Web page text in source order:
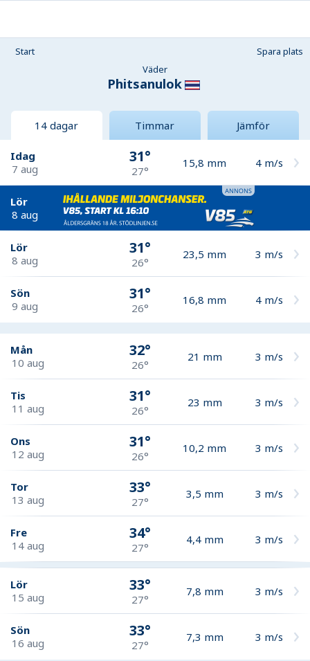
Start
Spara plats
Väder
Phitsanulok
14 dagar Timmar Jämför
Idag
7 aug
31°
27°
15,8 mm 4 m/s
Lör
8 aug
Lör
8 aug
31°
26°
23,5 mm 3 m/s
Sön
9 aug
31°
26°
16,8 mm 4 m/s
Mån
10 aug
32°
26°
21 mm 3 m/s
Tis
11 aug
31°
26°
23 mm 3 m/s
Ons
12 aug
31°
26°
10,2 mm 3 m/s
Tor
13 aug
33°
27°
3,5 mm 3 m/s
Fre
14 aug
34°
27°
4,4 mm 3 m/s
Lör
15 aug
33°
27°
7,8 mm 3 m/s
Sön
16 aug
33°
27°
7,3 mm 3 m/s